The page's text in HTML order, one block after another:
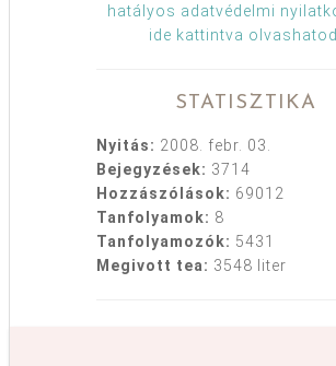
hatályos adatvédelmi
ide kattintva olvashatod
STATISZTIKA
Nyitás: 2008. febr. 03.
Bejegyzések: 3714
Hozzászólások: 69012
Tanfolyamok: 8
Tanfolyamozók: 5431
Megivott tea: 3548 liter